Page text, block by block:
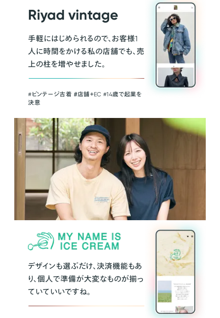
Riyad vintage
手軽にはじめられるので、お客様1
人に時間をかける私の店舗でも、売
上の柱を増やせました。
#ビンテージ古着 ＃店舗＋EC #14歳で起業を
決意
デザインも選ぶだけ、決済機能もあ
り、個人で準備が大変なものが揃っ
ていていいですね。